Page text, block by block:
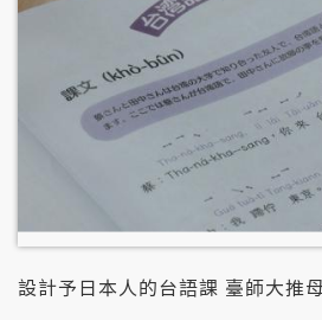
設計予日本人的台語課 臺師大推